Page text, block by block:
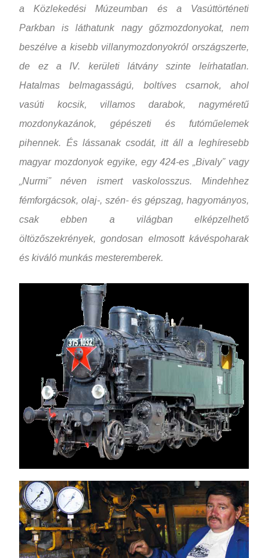
a Közlekedési Múzeumban és a Vasúttörténeti
Parkban is láthatunk nagy gőzmozdonyokat, nem
beszélve a kisebb villanymozdonyokról országszerte,
de ez a IV. kerületi látvány szinte leírhatatlan.
Hatalmas belmagasságú, boltíves csarnok, ahol
vasúti kocsik, villamos darabok, nagyméretű
mozdonykazánok, gépészeti és futóműelemek
pihennek. És lássanak csodát, itt áll a leghíresebb
magyar mozdonyok egyike, egy 424-es „Bivaly” vagy
„Nurmi” néven ismert vaskolosszus. Mindehhez
fémforgácsok, olaj-, szén- és gépszag, hagyományos,
csak ebben a világban elképzelhető
öltözőszekrények, gondosan elmosott kávéspoharak
és kiváló munkás mesteremberek.